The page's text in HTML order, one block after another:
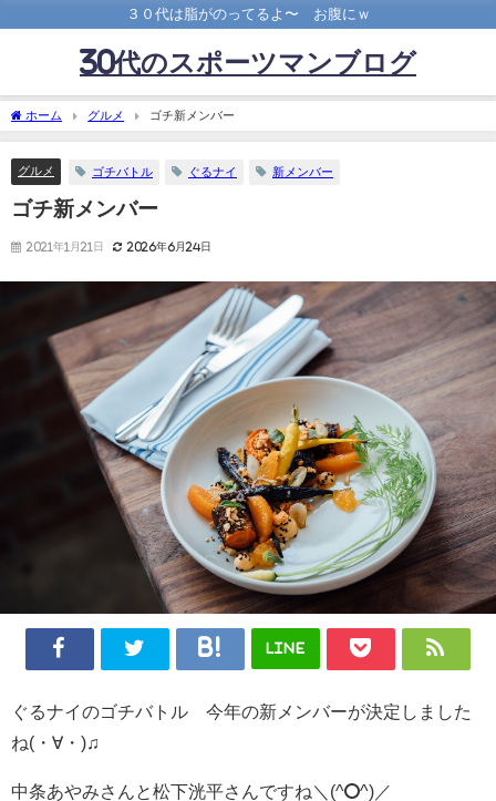
３０代は脂がのってるよ〜 お腹にｗ
30代のスポーツマンブログ
ホーム グルメ ゴチ新メンバー
グルメ ゴチバトル ぐるナイ 新メンバー
ゴチ新メンバー
2021年1月21日 2026年6月24日
LINE
ぐるナイのゴチバトル 今年の新メンバーが決定しました
ね(・∀・)♫
中条あやみさんと松下洸平さんですね＼(^o^)／